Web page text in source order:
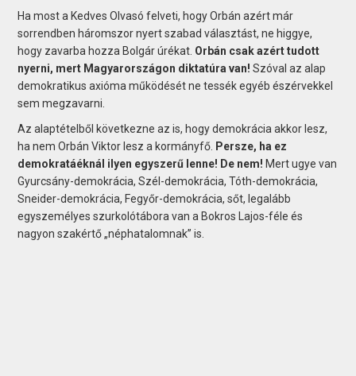
Ha most a Kedves Olvasó felveti, hogy Orbán azért már
sorrendben háromszor nyert szabad választást, ne higgye,
hogy zavarba hozza Bolgár úrékat. Orbán csak azért tudott
nyerni, mert Magyarországon diktatúra van!Szóval az alap
demokratikus axióma működését ne tessék egyéb észérvekkel
sem megzavarni.
Az alaptételből következne az is, hogy demokrácia akkor lesz,
ha nem Orbán Viktor lesz a kormányfő. Persze, ha ez
demokratáéknál ilyen egyszerű lenne! De nem! Mert ugye van
Gyurcsány-demokrácia, Szél-demokrácia, Tóth-demokrácia,
Sneider-demokrácia, Fegyőr-demokrácia, sőt, legalább
egyszemélyes szurkolótábora van a Bokros Lajos-féle és
nagyon szakértő „néphatalomnak” is.